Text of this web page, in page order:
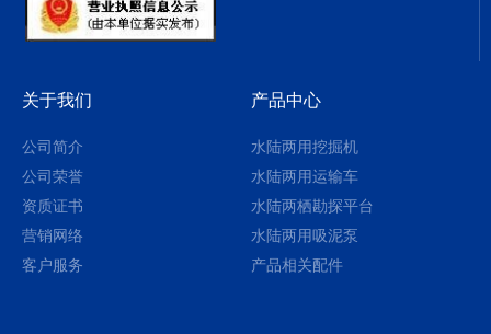
公司简介
公司荣誉
资质证书
营销网络
客户服务
关于我们
水陆两用挖掘机
水陆两用运输车
水陆两栖勘探平台
水陆两用吸泥泵
产品相关配件
产品中心